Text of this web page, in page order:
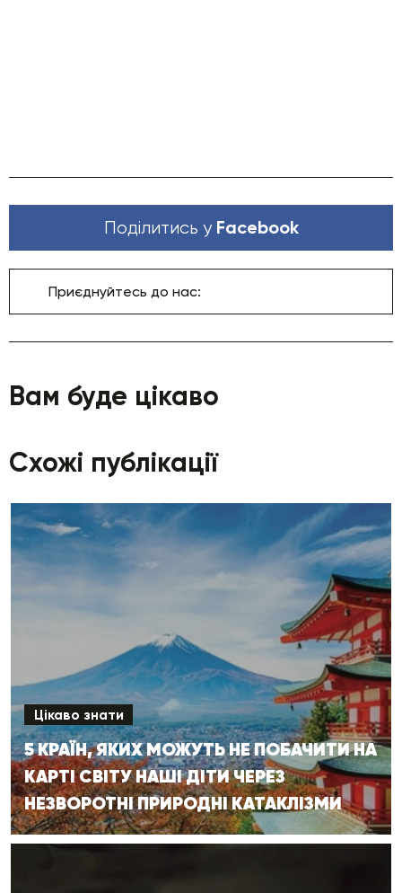
Поділитись у Facebook
Приєднуйтесь до нас:
Вам буде цікаво
Схожі публікації
Цікаво знати
5 КРАЇН, ЯКИХ МОЖУТЬ НЕ ПОБАЧИТИ НА
КАРТІ СВІТУ НАШІ ДІТИ ЧЕРЕЗ
НЕЗВОРОТНІ ПРИРОДНІ КАТАКЛІЗМИ